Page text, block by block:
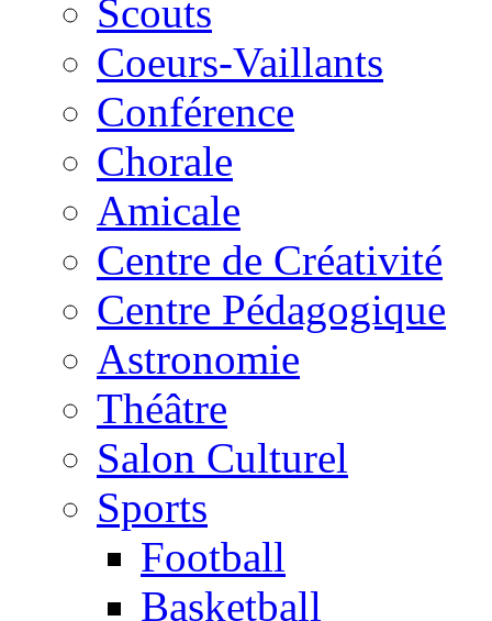
Scouts
Coeurs-Vaillants
Conférence
Chorale
Amicale
Centre de Créativité
Centre Pédagogique
Astronomie
Théâtre
Salon Culturel
Sports
Football
Basketball